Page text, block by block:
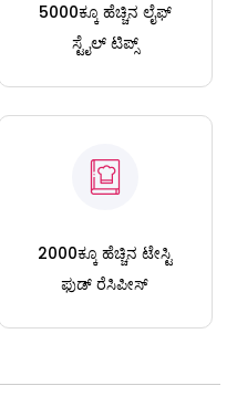
5000ಕ್ಕೂ ಹೆಚ್ಚಿನ ಲೈಫ್
ಸ್ಟೈಲ್ ಟಿಪ್ಸ್
2000ಕ್ಕೂ ಹೆಚ್ಚಿನ ಟೇಸ್ಟಿ
ಫುಡ್ ರೆಸಿಪೀಸ್